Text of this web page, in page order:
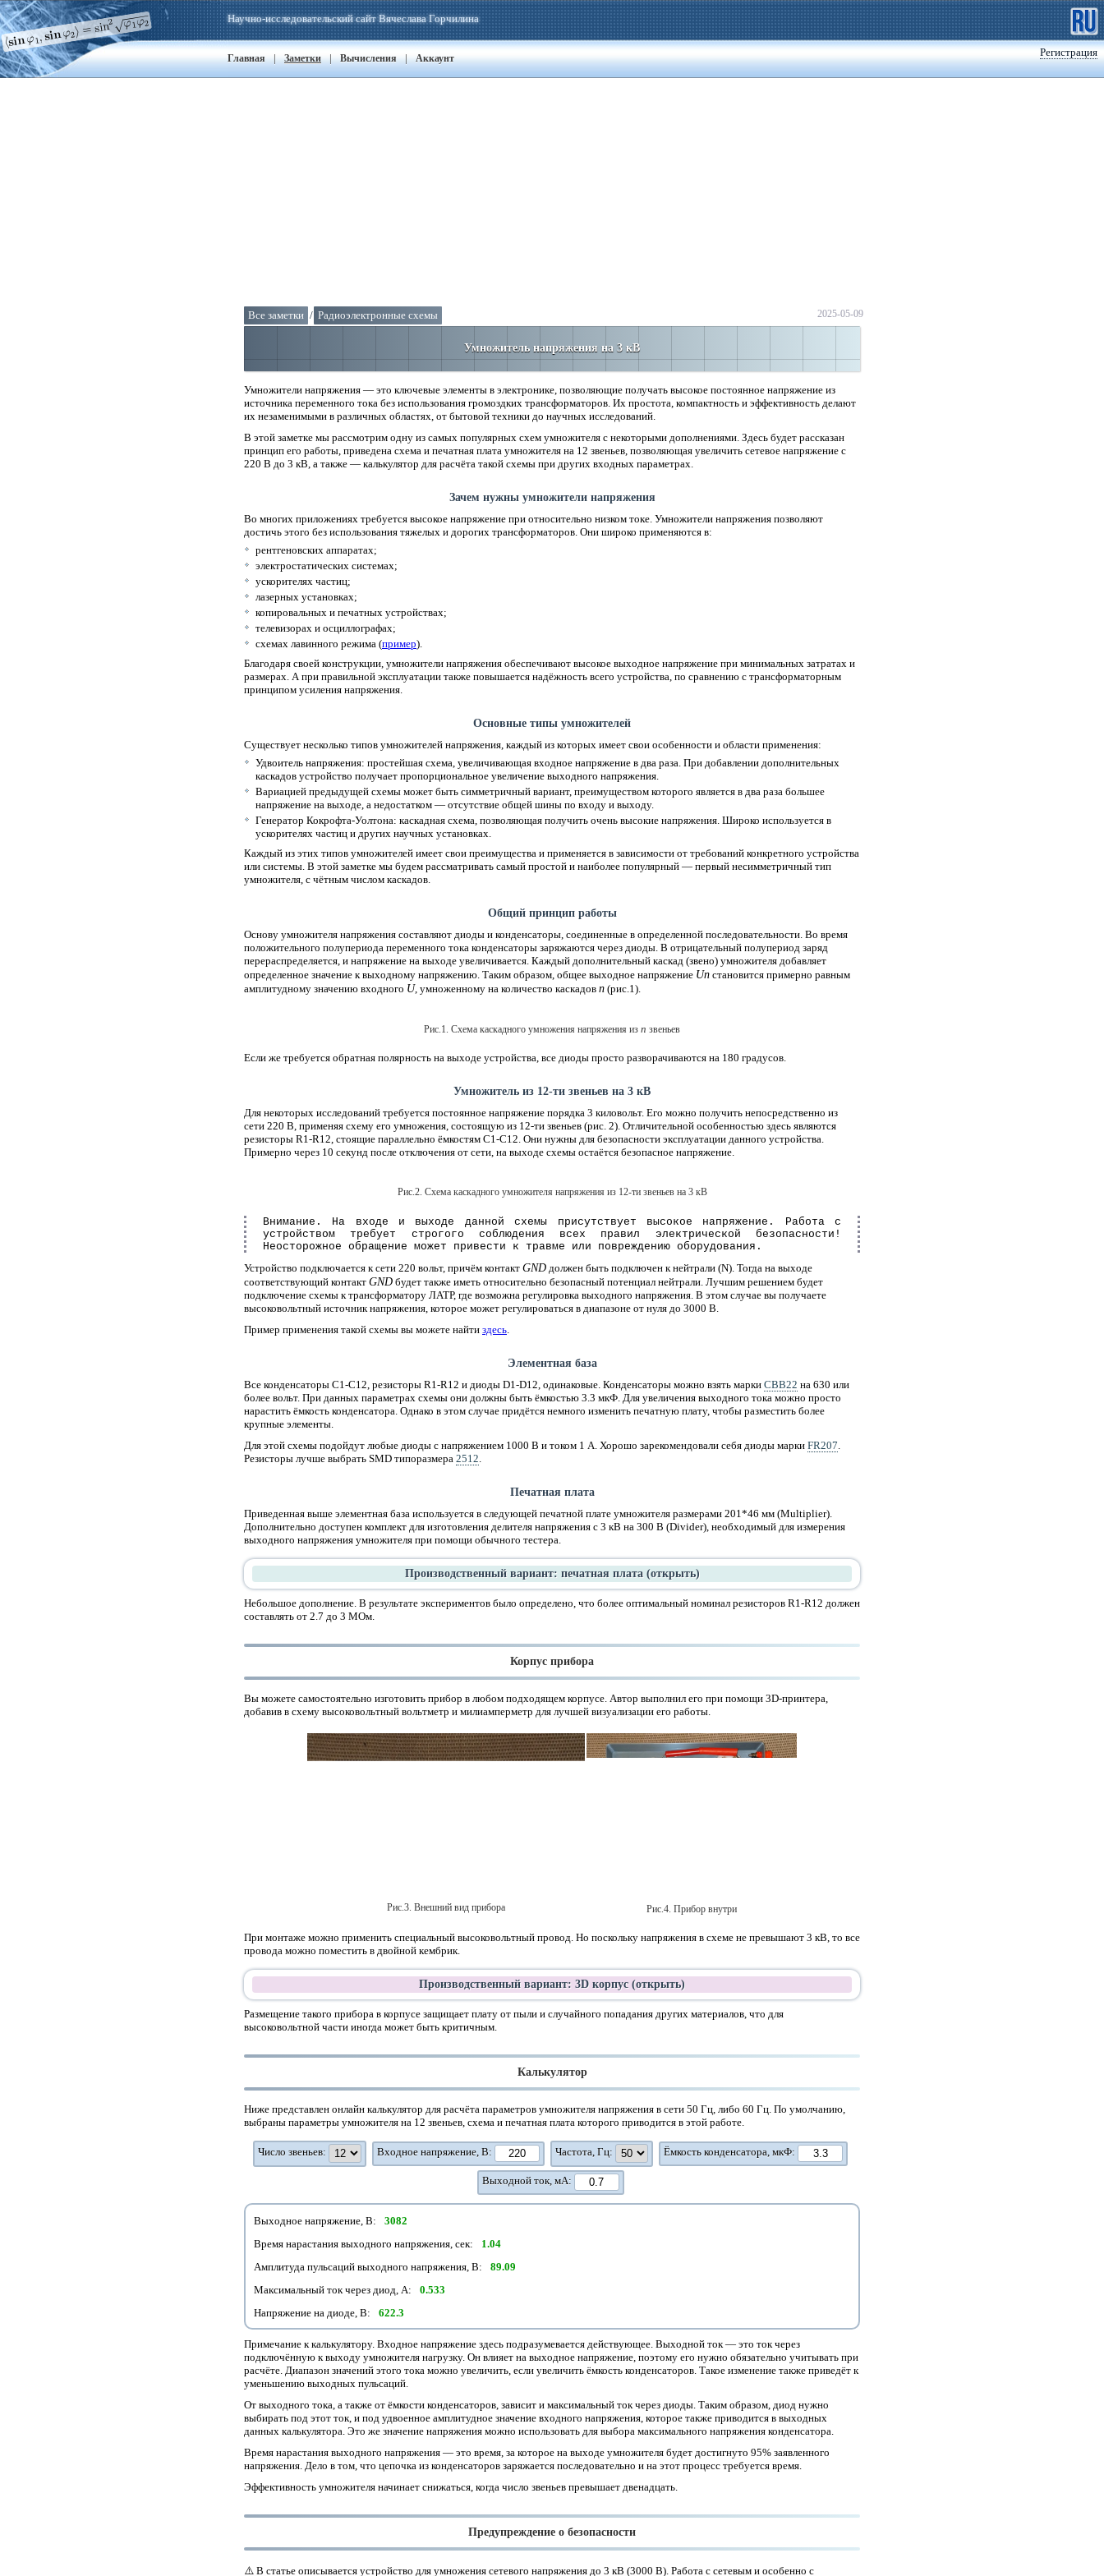
Регистрация
Научно-исследовательский сайт Вячеслава Горчилина
Главная | Заметки | Вычисления | Аккаунт
2025-05-09
Все заметки / Радиоэлектронные схемы
Умножитель напряжения на 3 кВ
Умножители напряжения — это ключевые элементы в электронике, позволяющие получать высокое постоянное напряжение из
источника переменного тока без использования громоздких трансформаторов. Их простота, компактность и эффективность делают
их незаменимыми в различных областях, от бытовой техники до научных исследований.
В этой заметке мы рассмотрим одну из самых популярных схем умножителя с некоторыми дополнениями. Здесь будет рассказан
принцип его работы, приведена схема и печатная плата умножителя на 12 звеньев, позволяющая увеличить сетевое напряжение с
220 В до 3 кВ, а также — калькулятор для расчёта такой схемы при других входных параметрах.
Зачем нужны умножители напряжения
Во многих приложениях требуется высокое напряжение при относительно низком токе. Умножители напряжения позволяют
достичь этого без использования тяжелых и дорогих трансформаторов. Они широко применяются в:
рентгеновских аппаратах;
электростатических системах;
ускорителях частиц;
лазерных установках;
копировальных и печатных устройствах;
телевизорах и осциллографах;
схемах лавинного режима (пример).
Благодаря своей конструкции, умножители напряжения обеспечивают высокое выходное напряжение при минимальных затратах и
размерах. А при правильной эксплуатации также повышается надёжность всего устройства, по сравнению с трансформаторным
принципом усиления напряжения.
Основные типы умножителей
Существует несколько типов умножителей напряжения, каждый из которых имеет свои особенности и области применения:
Удвоитель напряжения: простейшая схема, увеличивающая входное напряжение в два раза. При добавлении дополнительных
каскадов устройство получает пропорциональное увеличение выходного напряжения.
Вариацией предыдущей схемы может быть симметричный вариант, преимуществом которого является в два раза большее
напряжение на выходе, а недостатком — отсутствие общей шины по входу и выходу.
Генератор Кокрофта-Уолтона: каскадная схема, позволяющая получить очень высокие напряжения. Широко используется в
ускорителях частиц и других научных установках.
Каждый из этих типов умножителей имеет свои преимущества и применяется в зависимости от требований конкретного устройства
или системы. В этой заметке мы будем рассматривать самый простой и наиболее популярный — первый несимметричный тип
умножителя, с чётным числом каскадов.
Общий принцип работы
Основу умножителя напряжения составляют диоды и конденсаторы, соединенные в определенной последовательности. Во время
положительного полупериода переменного тока конденсаторы заряжаются через диоды. В отрицательный полупериод заряд
перераспределяется, и напряжение на выходе увеличивается. Каждый дополнительный каскад (звено) умножителя добавляет
определенное значение к выходному напряжению. Таким образом, общее выходное напряжение Un становится примерно равным
амплитудному значению входного U, умноженному на количество каскадов n (рис.1).
Рис.1. Схема каскадного умножения напряжения из n звеньев
Если же требуется обратная полярность на выходе устройства, все диоды просто разворачиваются на 180 градусов.
Умножитель из 12-ти звеньев на 3 кВ
Для некоторых исследований требуется постоянное напряжение порядка 3 киловольт. Его можно получить непосредственно из
сети 220 В, применяя схему его умножения, состоящую из 12-ти звеньев (рис. 2). Отличительной особенностью здесь являются
резисторы R1-R12, стоящие параллельно ёмкостям C1-C12. Они нужны для безопасности эксплуатации данного устройства.
Примерно через 10 секунд после отключения от сети, на выходе схемы остаётся безопасное напряжение.
Рис.2. Схема каскадного умножителя напряжения из 12-ти звеньев на 3 кВ
Внимание. На входе и выходе данной схемы присутствует высокое напряжение. Работа с
устройством требует строгого соблюдения всех правил электрической безопасности!
Неосторожное обращение может привести к травме или повреждению оборудования.
Устройство подключается к сети 220 вольт, причём контакт GND должен быть подключен к нейтрали (N). Тогда на выходе
соответствующий контакт GND будет также иметь относительно безопасный потенциал нейтрали. Лучшим решением будет
подключение схемы к трансформатору ЛАТР, где возможна регулировка выходного напряжения. В этом случае вы получаете
высоковольтный источник напряжения, которое может регулироваться в диапазоне от нуля до 3000 В.
Пример применения такой схемы вы можете найти здесь
Элементная база
Все конденсаторы C1-C12, резисторы R1-R12 и диоды D1-D12, одинаковые. Конденсаторы можно взять марки CBB22 на 630 или
более вольт. При данных параметрах схемы они должны быть ёмкостью 3.3 мкФ. Для увеличения выходного тока можно просто
нарастить ёмкость конденсатора. Однако в этом случае придётся немного изменить печатную плату, чтобы разместить более
крупные элементы.
Для этой схемы подойдут любые диоды с напряжением 1000 В и током 1 А. Хорошо зарекомендовали себя диоды марки FR207
Резисторы лучше выбрать SMD типоразмера 2512
Печатная плата
Приведенная выше элементная база используется в следующей печатной плате умножителя размерами 201*46 мм (Multiplier).
Дополнительно доступен комплект для изготовления делителя напряжения с 3 кВ на 300 В (Divider), необходимый для измерения
выходного напряжения умножителя при помощи обычного тестера.
Производственный вариант: печатная плата (открыть)
Небольшое дополнение. В результате экспериментов было определено, что более оптимальный номинал резисторов R1-R12 должен
составлять от 2.7 до 3 МОм.
Корпус прибора
Вы можете самостоятельно изготовить прибор в любом подходящем корпусе. Автор выполнил его при помощи 3D-принтера,
добавив в схему высоковольтный вольтметр и милиамперметр для лучшей визуализации его работы.
Рис.3. Внешний вид прибора Рис.4. Прибор внутри
При монтаже можно применить специальный высоковольтный провод. Но поскольку напряжения в схеме не превышают 3 кВ, то все
провода можно поместить в двойной кембрик.
Производственный вариант: 3D корпус (открыть)
Размещение такого прибора в корпусе защищает плату от пыли и случайного попадания других материалов, что для
высоковольтной части иногда может быть критичным.
Калькулятор
Ниже представлен онлайн калькулятор для расчёта параметров умножителя напряжения в сети 50 Гц, либо 60 Гц. По умолчанию,
выбраны параметры умножителя на 12 звеньев, схема и печатная плата которого приводится в этой работе.
Число звеньев: Входное напряжение, В: Частота, Гц: Ёмкость конденсатора, мкФ:
Выходной ток, мА:
Выходное напряжение, В:
3082
Время нарастания выходного напряжения, сек:
1.04
Амплитуда пульсаций выходного напряжения, В:
89.09
Максимальный ток через диод, А:
0.533
Напряжение на диоде, В:
622.3
Примечание к калькулятору. Входное напряжение здесь подразумевается действующее. Выходной ток — это ток через
подключённую к выходу умножителя нагрузку. Он влияет на выходное напряжение, поэтому его нужно обязательно учитывать при
расчёте. Диапазон значений этого тока можно увеличить, если увеличить ёмкость конденсаторов. Такое изменение также приведёт к
уменьшению выходных пульсаций.
От выходного тока, а также от ёмкости конденсаторов, зависит и максимальный ток через диоды. Таким образом, диод нужно
выбирать под этот ток, и под удвоенное амплитудное значение входного напряжения, которое также приводится в выходных
данных калькулятора. Это же значение напряжения можно использовать для выбора максимального напряжения конденсатора.
Время нарастания выходного напряжения — это время, за которое на выходе умножителя будет достигнуто 95% заявленного
напряжения. Дело в том, что цепочка из конденсаторов заряжается последовательно и на этот процесс требуется время.
Эффективность умножителя начинает снижаться, когда число звеньев превышает двенадцать.
Предупреждение о безопасности
⚠️ В статье описывается устройство для умножения сетевого напряжения до 3 кВ (3000 В). Работа с сетевым и особенно с